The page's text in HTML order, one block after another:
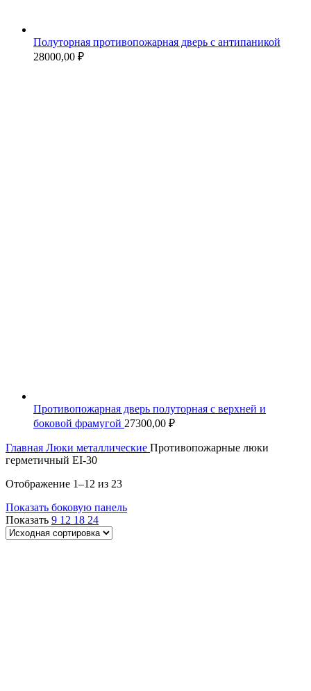
Полуторная противопожарная дверь с антипаникой
28000,00 ₽
Противопожарная дверь полуторная с верхней и
боковой фрамугой 27300,00 ₽
Главная Люки металлические Противопожарные люки
герметичный EI-30
Отображение 1–12 из 23
Показать боковую панель
Показать 9 12 18 24